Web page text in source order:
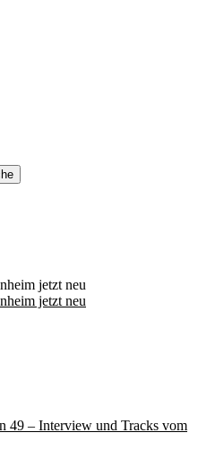
49 – Interview und Tracks vom